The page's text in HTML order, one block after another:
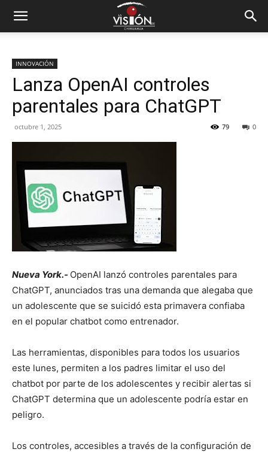
INNOVACIÓN
Lanza OpenAI controles
parentales para ChatGPT
octubre 1, 2025 0
79
Nueva York.- OpenAI lanzó controles parentales para
ChatGPT, anunciados tras una demanda que alegaba que
un adolescente que se suicidó esta primavera confiaba
en el popular chatbot como entrenador.
Las herramientas, disponibles para todos los usuarios
este lunes, permiten a los padres limitar el uso del
chatbot por parte de los adolescentes y recibir alertas si
ChatGPT determina que un adolescente podría estar en
peligro.
Los controles, accesibles a través de la configuración de